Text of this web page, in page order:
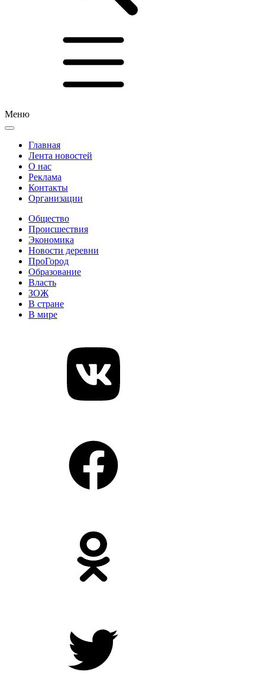
Меню
Главная
Лента новостей
О нас
Реклама
Контакты
Организации
Общество
Происшествия
Экономика
Новости деревни
ПроГород
Образование
Власть
ЗОЖ
В стране
В мире